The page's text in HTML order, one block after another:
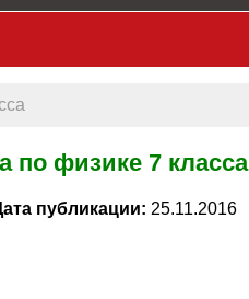
по физике 7 класса
публикации: 25.11.2016